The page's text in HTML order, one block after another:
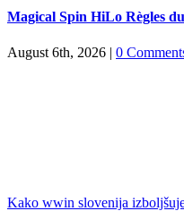
Magical Spin HiLo Règles
August 6th, 2026 | 0
Kako wwin slovenija